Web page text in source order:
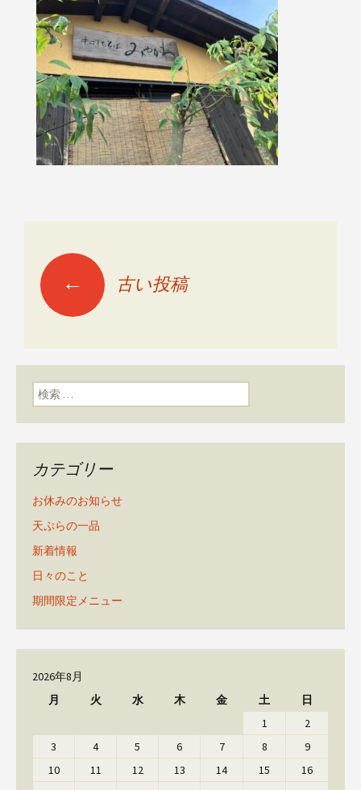
投稿ナビゲーショ
ン
← 古い投稿
検索:
カテゴリー
お休みのお知らせ
天ぷらの一品
新着情報
日々のこと
期間限定メニュー
2026年8月
月
火 水 木 金 土
日
1
2
3
4 5 6 7 8
9
10
11 12 13 14 15
16